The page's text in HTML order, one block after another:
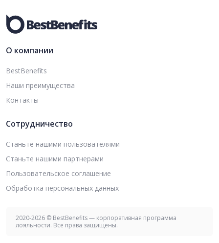
О компании
BestBenefits
Наши преимущества
Контакты
Сотрудничество
Станьте нашими пользователями
Станьте нашими партнерами
Пользовательское соглашение
Обработка персональных данных
2020-2026 © BestBenefits — корпоративная программа
лояльности. Все права защищены.